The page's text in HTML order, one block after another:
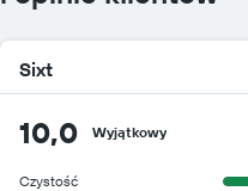
Sixt
10,0 Wyjątkowy
Czystość